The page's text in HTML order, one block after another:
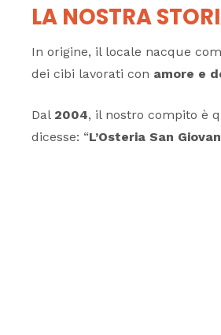
LA NOSTRA
In origine, il locale nacque
dei cibi lavorati con amore e
Dal 2004, il nostro compito è
dicesse: “L’Osteria San